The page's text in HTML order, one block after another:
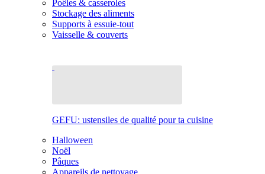
Poêles & casseroles
Stockage des aliments
Supports à essuie-tout
Vaisselle & couverts
GEFU: ustensiles de qualité pour ta cuisine
Halloween
Noël
Pâques
Appareils de nettoyage